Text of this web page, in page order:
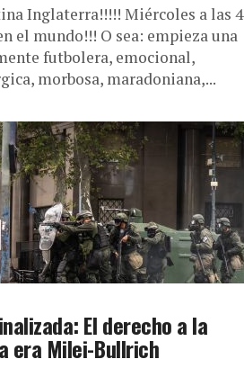
Inglaterra!!!!! Miércoles a las 4
el mundo!!! O sea: empieza una
futbolera, emocional,
morbosa, maradoniana,...
El derecho a la
era Milei-Bullrich